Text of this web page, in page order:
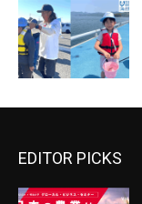
EDITOR PICKS